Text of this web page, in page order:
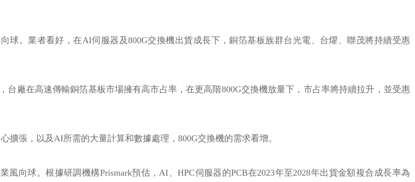
球。業者看好，在AI伺服器及800G交換機出貨成長下，銅箔基板族群台光電、台燿、聯茂將持續受惠
台廠在高速傳輸銅箔基板市場擁有高市占率，在更高階800G交換機放量下，市占率將持續拉升，並受惠
擴張，以及AI所需的大量計算和數據處理，800G交換機的需求看增。
向球。根據研調機構Prismark預估，AI、HPC伺服器的PCB在2023年至2028年出貨金額複合成長率為